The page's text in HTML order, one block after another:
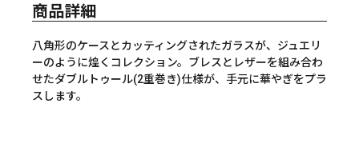
商品詳細
八角形のケースとカッティングされたガラスが、ジュエリ
ーのように煌くコレクション。ブレスとレザーを組み合わ
せたダブルトゥール(2重巻き)仕様が、手元に華やぎをプラ
スします。